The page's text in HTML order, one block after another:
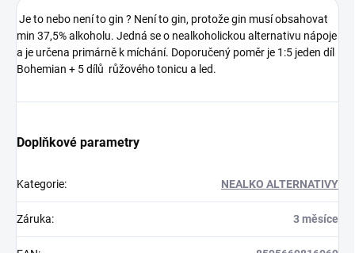
Je to nebo není to gin ? Není to gin, protože gin musí obsahovat
min 37,5% alkoholu. Jedná se o nealkoholickou alternativu nápoje
a je určena primárně k míchání. Doporučený poměr je 1:5 jeden díl
Bohemian + 5 dílů růžového tonicu a led.
Doplňkové parametry
Kategorie: NEALKO ALTERNATIVY
Záruka: 3 měsíce